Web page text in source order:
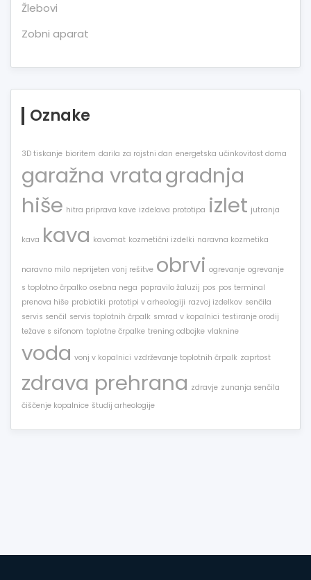
Žlebovi
Zobni aparat
Oznake
3D tiskanje bioritem darila za rojstni dan energetska učinkovitost doma
garažna vratagradnja
hiše hitra priprava kave izdelava prototipa izlet jutranja
kava kava kavomat kozmetični izdelki naravna kozmetika
naravno milo neprijeten vonj rešitve obrvi ogrevanje ogrevanje
s toplotno črpalko osebna nega popravilo žaluzij pos pos terminal
prenova hiše probiotiki prototipi v arheologiji razvoj izdelkov senčila
servis senčil servis toplotnih črpalk smrad v kopalnici testiranje orodij
težave s sifonom toplotne črpalke trening odbojke vlaknine
voda vonj v kopalnici vzdrževanje toplotnih črpalk zaprtost
zdrava prehrana zdravje zunanja senčila
čiščenje kopalnice študij arheologije